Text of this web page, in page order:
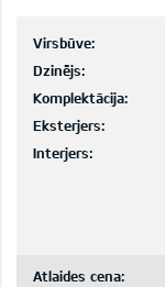
Virsbūve:
Dzinējs:
Komplektācija:
Eksterjers:
Interjers:
Atlaides cena: